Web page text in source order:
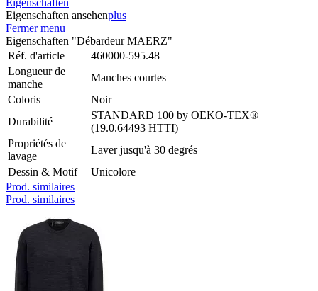
Eigenschaften
Eigenschaften ansehenplus
Fermer menu
Eigenschaften "Débardeur MAERZ"
Réf. d'article
460000-595.48
Longueur de
manche
Manches courtes
Coloris
Noir
Durabilité
STANDARD 100 by OEKO-TEX®
(19.0.64493 HTTI)
Propriétés de
lavage
Laver jusqu'à 30 degrés
Dessin & Motif
Unicolore
Prod. similaires
Prod. similaires